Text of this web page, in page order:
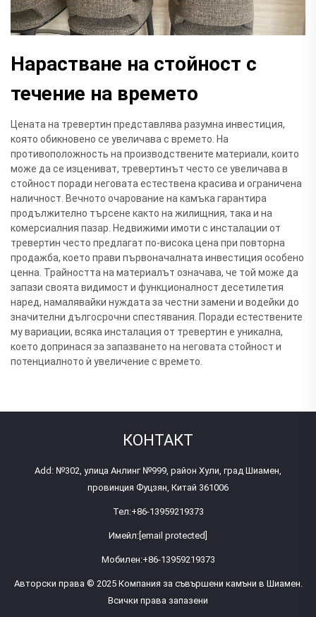
Нарастване на стойност с
течение на времето
Цената на тревертин представлява разумна инвестиция,
която обикновено се увеличава с времето. На
противоположность на производствените материали, които
може да се изцениват, тревертинът често се увеличава в
стойност поради неговата естествена красива и ограничена
наличност. Вечното очарование на камъка гарантира
продължително търсене както на жилищния, така и на
комерсиалния пазар. Недвижими имоти с инсталации от
тревертин често предлагат по-висока цена при повторна
продажба, което прави първоначалната инвестиция особено
ценна. Трайността на материалът означава, че той може да
запази своята видимост и функционалност десетилетия
наред, намалявайки нуждата за честни замени и водейки до
значителни дългосрочни спестявания. Поради естествените
му вариации, всяка инсталация от тревертин е уникална,
което допринася за запазването на неговата стойност и
потенциалното ѝ увеличение с времето.
КОНТАКТ
Add: №302, улица Анлинг №999, район Хули, град Шиамен,
провинция Фуцзян, Китай 361006
Тел:+86-13959219373
Имейл: [email protected]
Мобилен:+86-13959219373
Авторски права © 2025 Компания за съвършени камъни в Шиамен.
Всички права запазени